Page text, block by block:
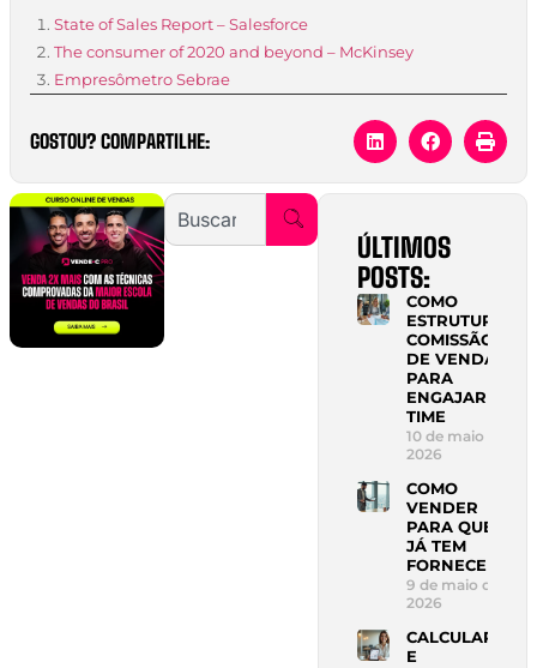
State of Sales Report – Salesforce
The consumer of 2020 and beyond – McKinsey
Empresômetro Sebrae
GOSTOU? COMPARTILHE:
ÚLTIMOS
POSTS:
COMO
ESTRUTURAR
COMISSÃO
DE VENDAS
PARA
ENGAJAR
TIME
10 de maio de
2026
COMO
VENDER
PARA QUEM
JÁ TEM
FORNECEDOR
9 de maio de
2026
CALCULAR
E